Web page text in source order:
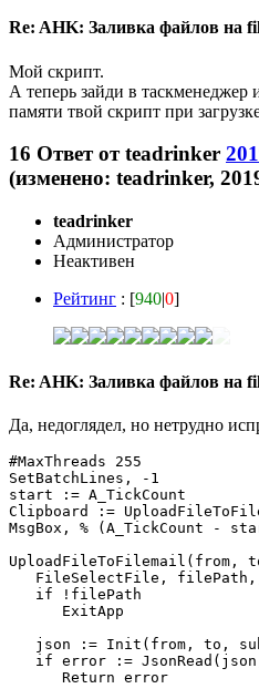
Re: AHK: Заливка файлов на
Мой скрипт.
А теперь зайди в таскменеджер
памяти твой скрипт при
16 Ответ отteadrinker
(изменено: teadrinker,
teadrinker
Администратор
Неактивен
Рейтинг : [940|0]
Re: AHK: Заливка файлов на
Да, недоглядел, но нетрудно
#MaxThreads 255
SetBatchLines, -1
start := A_TickCount
Clipboard :=
MsgBox, % (A_TickCount -
UploadFileToFilemail(from,
FileSelectFile,
   if !filePath
      ExitApp
json := Init(from, to,
if error :=
      Return error